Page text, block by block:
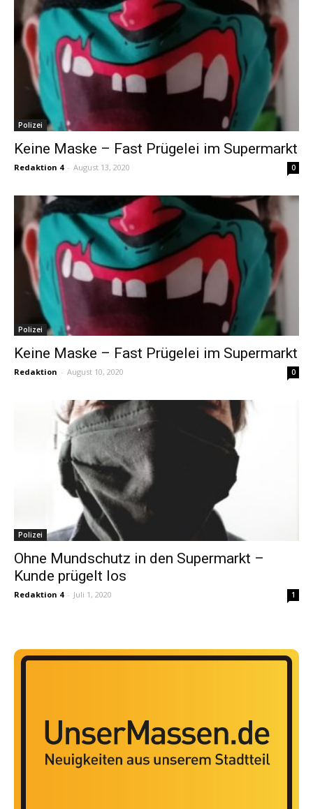
Polizei
Keine Maske – Fast Prügelei im Supermarkt
Redaktion 4 - August 13, 2020 0
Polizei
Keine Maske – Fast Prügelei im Supermarkt
Redaktion - August 10, 2020 0
Polizei
Ohne Mundschutz in den Supermarkt –
Kunde prügelt los
Redaktion 4 - Juli 1, 2020 1